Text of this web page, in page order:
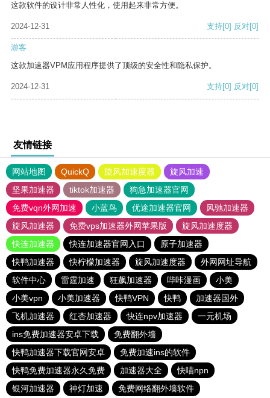
这款软件的设计非常人性化，使用起来非常方便。
2024-12-31 支持[0] 反对[0]
游客
这款加速器VPM应用程序提供了顶级的安全性和隐私保护。
2024-12-31 支持[0] 反对[0]
友情链接
网站地图 QuickQ 旋风加速度器
旋风加速
坚果加速器
tiktok加速器
狗急加速器官网
免费vqn外网加速
小蓝鸟 优途加速器官网
风驰加速器
旋风加速器
免费vps加速器外网苹果版
旋风加速度器
快连加速器
快连加速器官网入口
原子加速器
快鸭加速器
快柠檬加速器 旋风加速度器
外网网址导航
软件中心
雷霆加速 狂飙加速器 哔咔漫画
小美
小美vpn
小美加速器 快鸭VPN 快鸭
加速器国外
飞机加速器
红杏加速器 快连npv加速器
一元机场
ins免费加速器安卓下载
免费翻外墙
快鸭加速器下载官网安卓
免费加速ins的软件
快鸭免费加速器永久免费
加速器大全
快喵npn
银河加速器
神灯加速 免费网络翻外墙软件